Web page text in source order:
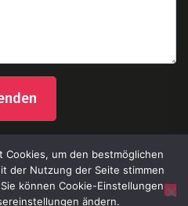
um den bestmöglichen
der Nutzung der Seite stimmen
können Cookie-Einstellungen
ändern.